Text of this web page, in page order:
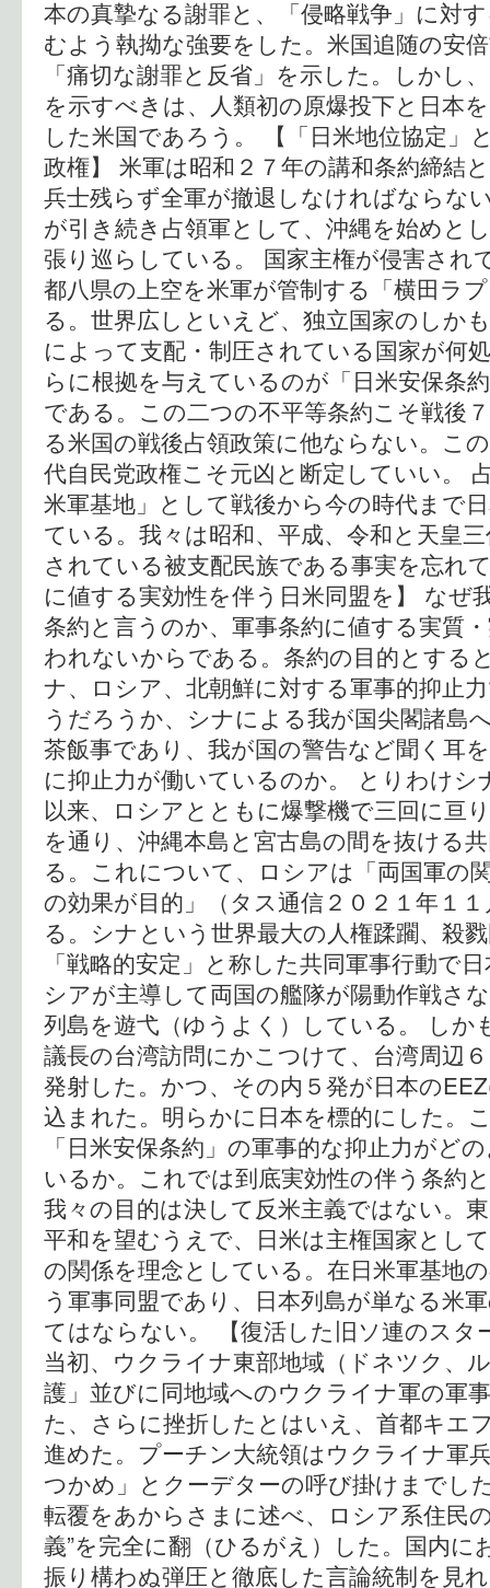
本の真摯なる謝罪と、「侵略戦争」に対
むよう執拗な強要をした。米国追随の安
「痛切な謝罪と反省」を示した。しかし
を示すべきは、人類初の原爆投下と日本
した米国であろう。 【「日米地位協定」
政権】 米軍は昭和２７年の講和条約締結
兵士残らず全軍が撤退しなければならな
が引き続き占領軍として、沖縄を始めと
張り巡らしている。 国家主権が侵害され
都八県の上空を米軍が管制する「横田ラ
る。世界広しといえど、独立国家のしか
によって支配・制圧されている国家が何
らに根拠を与えているのが「日米安保条
である。この二つの不平等条約こそ戦後
る米国の戦後占領政策に他ならない。こ
代自民党政権こそ元凶と断定していい。
米軍基地」として戦後から今の時代まで
ている。我々は昭和、平成、令和と天皇
されている被支配民族である事実を忘れ
に値する実効性を伴う日米同盟を】 なぜ
条約と言うのか、軍事条約に値する実質
われないからである。条約の目的とする
ナ、ロシア、北朝鮮に対する軍事的抑止
うだろうか、シナによる我が国尖閣諸島
茶飯事であり、我が国の警告など聞く耳
に抑止力が働いているのか。 とりわけシ
以来、ロシアとともに爆撃機で三回に亘
を通り、沖縄本島と宮古島の間を抜ける
る。これについて、ロシアは「両国軍の
の効果が目的」（タス通信２０２１年１
る。シナという世界最大の人権蹂躙、殺
「戦略的安定」と称した共同軍事行動で
シアが主導して両国の艦隊が陽動作戦さ
列島を遊弋（ゆうよく）している。 しか
議長の台湾訪問にかこつけて、台湾周辺
発射した。かつ、その内５発が日本の
込まれた。明らかに日本を標的にした。
「日米安保条約」の軍事的な抑止力がど
いるか。これでは到底実効性の伴う条約
我々の目的は決して反米主義ではない。
平和を望むうえで、日米は主権国家とし
の関係を理念としている。在日米軍基地
う軍事同盟であり、日本列島が単なる米
てはならない。 【復活した旧ソ連のスタ
当初、ウクライナ東部地域（ドネツク、
護」並びに同地域へのウクライナ軍の軍
た、さらに挫折したとはいえ、首都キエ
進めた。プーチン大統領はウクライナ軍
つかめ」とクーデターの呼び掛けまでし
転覆をあからさまに述べ、ロシア系住民
義”を完全に翻（ひるがえ）した。国内に
振り構わぬ弾圧と徹底した言論統制を見